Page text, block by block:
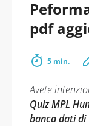
pdf
5 min.
Avete
Quiz MPL
banca dati di